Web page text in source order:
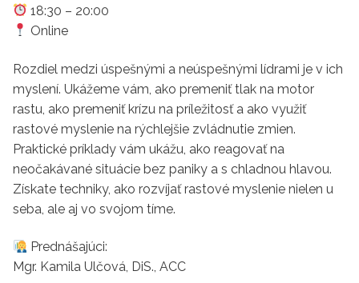
18:30 – 20:00
Online
Rozdiel medzi úspešnými a neúspešnými lídrami je v ich
myslení. Ukážeme vám, ako premeniť tlak na motor
rastu, ako premeniť krízu na príležitosť a ako využiť
rastové myslenie na rýchlejšie zvládnutie zmien.
Praktické príklady vám ukážu, ako reagovať na
neočakávané situácie bez paniky a s chladnou hlavou.
Získate techniky, ako rozvíjať rastové myslenie nielen u
seba, ale aj vo svojom tíme.
Prednášajúci:
Mgr. Kamila Ulčová, DiS., ACC